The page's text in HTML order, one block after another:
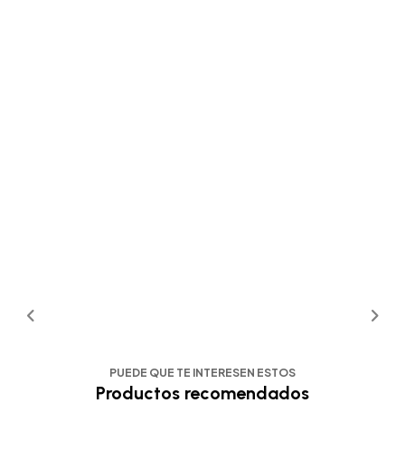
PUEDE QUE TE INTERESEN ESTOS
Productos recomendados